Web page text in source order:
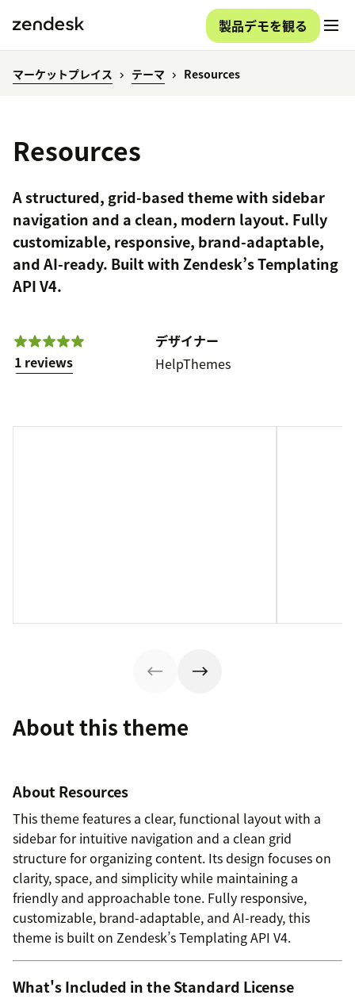
製品デモを観る
マーケットプレイス テーマ Resources
Resources
A structured, grid-based theme with sidebar
navigation and a clean, modern layout. Fully
customizable, responsive, brand-adaptable,
and AI-ready. Built with Zendesk’s Templating
API V4.
1 reviews
デザイナー
HelpThemes
About this theme
About Resources
This theme features a clear, functional layout with a
sidebar for intuitive navigation and a clean grid
structure for organizing content. Its design focuses on
clarity, space, and simplicity while maintaining a
friendly and approachable tone. Fully responsive,
customizable, brand-adaptable, and AI-ready, this
theme is built on Zendesk’s Templating API V4.
What's Included in the Standard License